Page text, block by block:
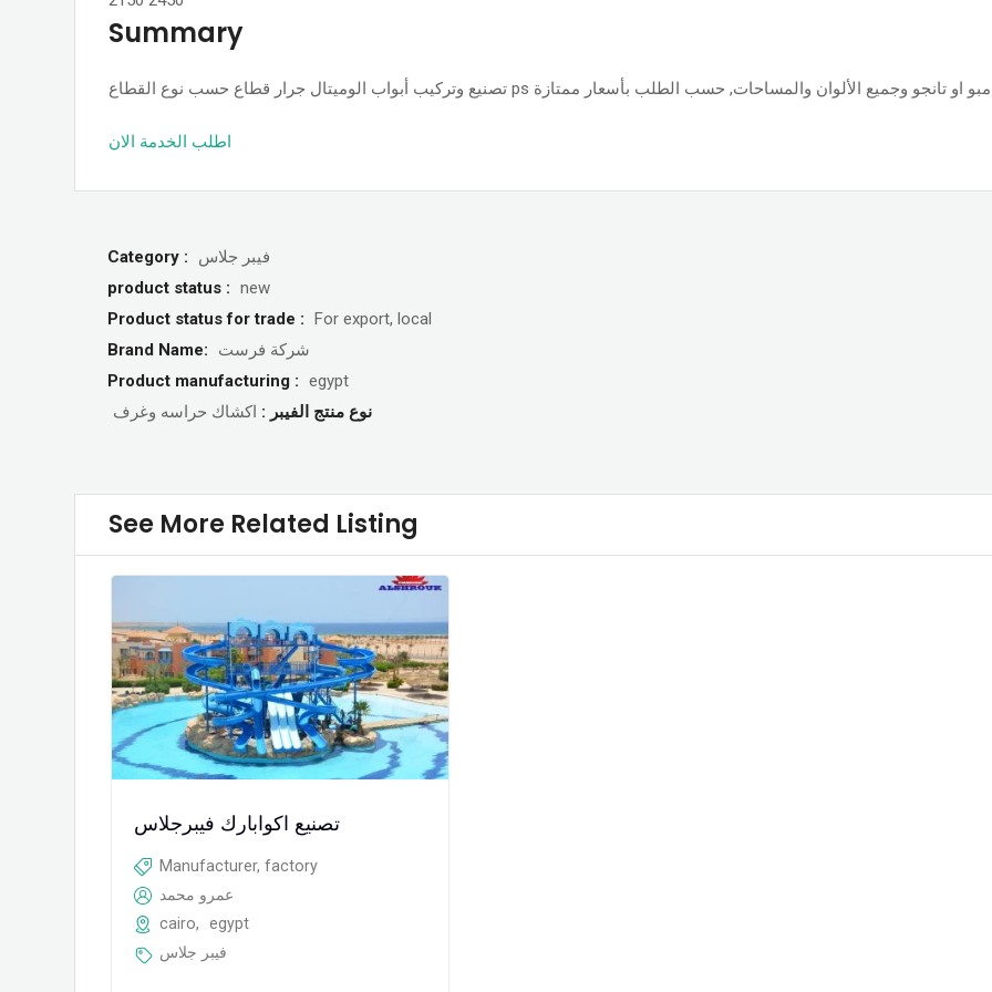
Summary
اطلب الخدمة الان
Category :
فيبر جلاس
product status : new
Product status for trade : For export, local
Brand Name:
شركة فرست
Product manufacturing : egypt
نوع منتج الفيبر : اكشاك حراسه وغرف
See More Related Listing
تصنيع اكوابارك فيبرجلاس
Manufacturer, factory
عمرو محمد
cairo,
egypt
فيبر جلاس